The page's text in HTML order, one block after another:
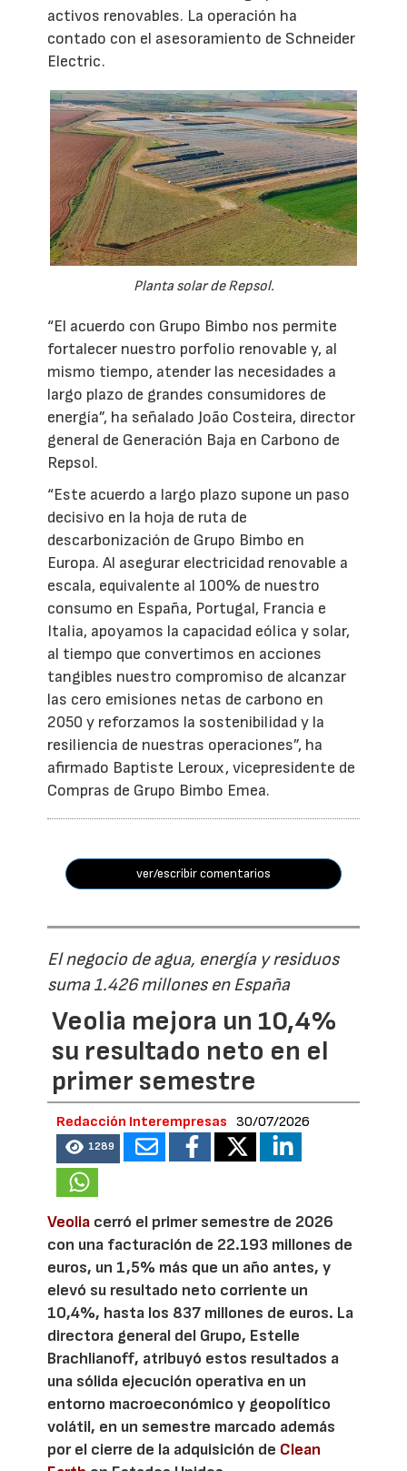
activos renovables. La operación ha
contado con el asesoramiento de Schneider
Electric.
Planta solar de Repsol.
“El acuerdo con Grupo Bimbo nos permite
fortalecer nuestro porfolio renovable y, al
mismo tiempo, atender las necesidades a
largo plazo de grandes consumidores de
energía”, ha señalado João Costeira, director
general de Generación Baja en Carbono de
Repsol.
“Este acuerdo a largo plazo supone un paso
decisivo en la hoja de ruta de
descarbonización de Grupo Bimbo en
Europa. Al asegurar electricidad renovable a
escala, equivalente al 100% de nuestro
consumo en España, Portugal, Francia e
Italia, apoyamos la capacidad eólica y solar,
al tiempo que convertimos en acciones
tangibles nuestro compromiso de alcanzar
las cero emisiones netas de carbono en
2050 y reforzamos la sostenibilidad y la
resiliencia de nuestras operaciones”, ha
afirmado Baptiste Leroux, vicepresidente de
Compras de Grupo Bimbo Emea.
ver/escribir comentarios
El negocio de agua, energía y residuos
suma 1.426 millones en España
Veolia mejora un 10,4%
su resultado neto en el
primer semestre
Redacción Interempresas 30/07/2026
1289
Veolia cerró el primer semestre de 2026
con una facturación de 22.193 millones de
euros, un 1,5% más que un año antes, y
elevó su resultado neto corriente un
10,4%, hasta los 837 millones de euros. La
directora general del Grupo, Estelle
Brachlianoff, atribuyó estos resultados a
una sólida ejecución operativa en un
entorno macroeconómico y geopolítico
volátil, en un semestre marcado además
por el cierre de la adquisición de Clean